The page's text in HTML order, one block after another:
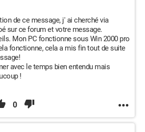
de ce message, j' ai cherché via
sur ce forum et votre message.
Mon PC fonctionne sous Win 2000 pro
fonctionne, cela a mis fin tout de suite
avec le temps bien entendu mais
!
0